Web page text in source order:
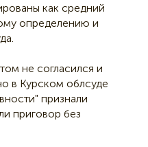
как средний
определению и
не согласился и
в Курском облсуде
признали
приговор без